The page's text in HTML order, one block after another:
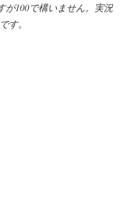
が100で構いません。実況
す。